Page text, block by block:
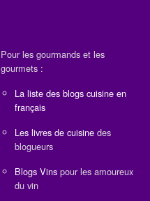
Pour les gourmands et les
gourmets :
La liste des blogs cuisine en
français
Les livres de cuisine des
blogueurs
Blogs Vins pour les amoureux
du vin